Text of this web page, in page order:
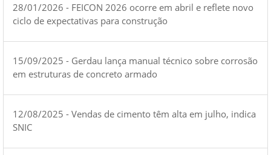
28/01/2026 - FEICON 2026 ocorre em abril e reflete novo
ciclo de expectativas para construção
15/09/2025 - Gerdau lança manual técnico sobre corrosão
em estruturas de concreto armado
12/08/2025 - Vendas de cimento têm alta em julho, indica
SNIC